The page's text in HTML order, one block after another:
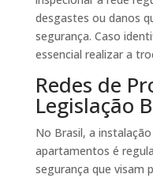
desgastes ou danos
segurança. Caso
essencial realizar a
Redes de
Legislação
No Brasil, a
apartamentos é
segurança que visam